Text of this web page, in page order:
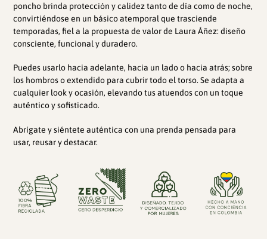
poncho brinda protección y calidez tanto de día como de noche,
convirtiéndose en un básico atemporal que trasciende
temporadas, fiel a la propuesta de valor de Laura Áñez: diseño
consciente, funcional y duradero.
Puedes usarlo hacia adelante, hacia un lado o hacia atrás; sobre
los hombros o extendido para cubrir todo el torso. Se adapta a
cualquier look y ocasión, elevando tus atuendos con un toque
auténtico y sofisticado.
Abrígate y siéntete auténtica con una prenda pensada para
usar, reusar y destacar.